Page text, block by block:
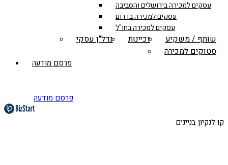
עסקים למכירה בירושלים והסביבה
עסקים למכירה בדרום
עסקים למכירה בחו"ל
שותף / משקיע זכיינות
נדל"ן עסקי
סטוקים למכירה
פרסם מודעה
פרסם מודעה
קו לנקיון בניינים